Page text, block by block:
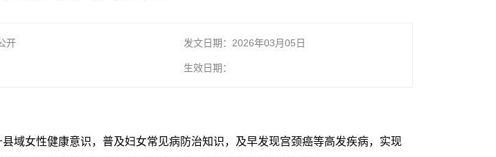
开 发文日期：2026年03月05日
生效日期：
域女性健康意识，普及妇女常见病防治知识，及早发现宫颈癌等高发疾病，实现